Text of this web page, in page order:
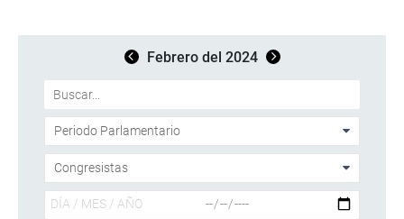
Febrero del 2024